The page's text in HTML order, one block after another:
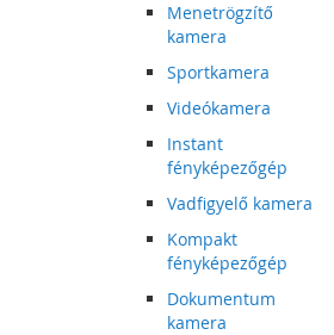
Menetrögzítő
kamera
Sportkamera
Videókamera
Instant
fényképezőgép
Vadfigyelő kamera
Kompakt
fényképezőgép
Dokumentum
kamera